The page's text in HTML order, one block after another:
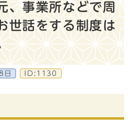
、事業所などで周
世話をする制度は
日 ID:1130